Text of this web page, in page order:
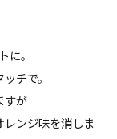
に。
チで。
すが
ンジ味を消しま